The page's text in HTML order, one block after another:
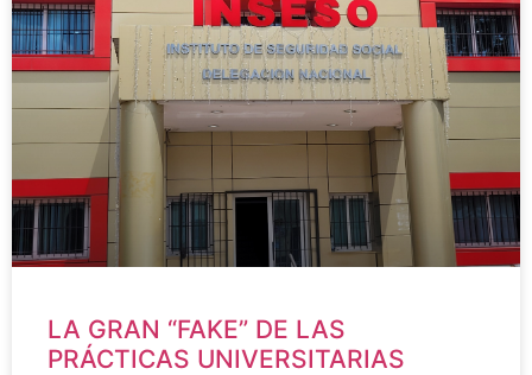
LA GRAN “FAKE” DE LAS
PRÁCTICAS UNIVERSITARIAS